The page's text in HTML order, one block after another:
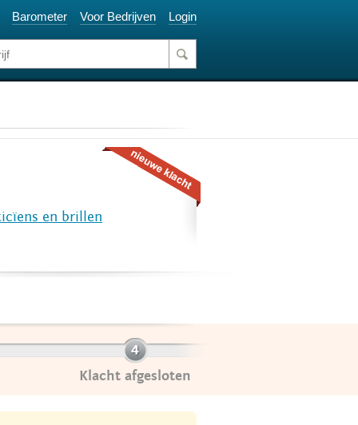
Barometer Voor Bedrijven Login
en brillen
Klacht afgesloten